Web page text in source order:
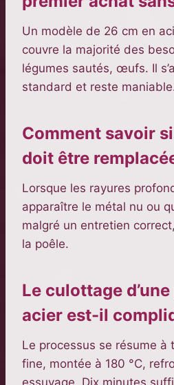
Un modèle de 26 cm en
couvre la majorité des
légumes sautés, œufs. Il
standard et reste
Comment savoir
doit être
Lorsque les rayures
apparaître le métal nu ou
malgré un entretien
la poêle.
Le culottage
acier est-il
Le processus se résume à
fine, montée à 180 °C,
essuyage. Dix minutes